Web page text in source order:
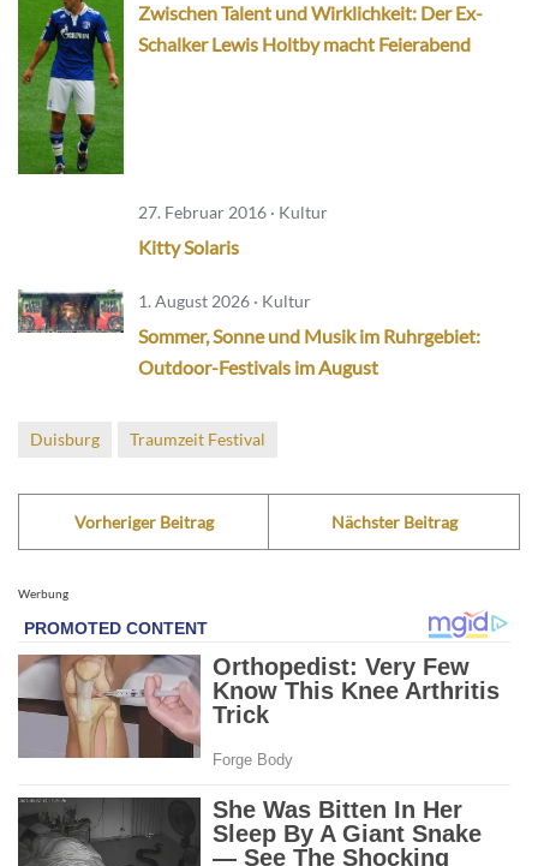
Zwischen Talent und Wirklichkeit: Der Ex-
Schalker Lewis Holtby macht Feierabend
27. Februar 2016 · Kultur
Kitty Solaris
1. August 2026 · Kultur
Sommer, Sonne und Musik im Ruhrgebiet:
Outdoor-Festivals im August
Duisburg Traumzeit Festival
Vorheriger Beitrag Nächster Beitrag
Werbung